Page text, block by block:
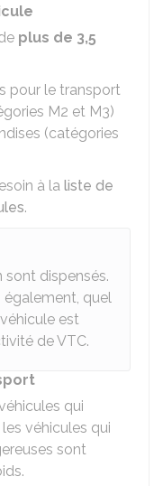
plus de 3,5
pour le transport
M2 et M3)
(catégories
à la liste de
.
sont dispensés.
également, quel
est
deVTC.
qui
véhicules qui
sont